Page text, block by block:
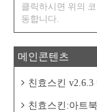
클릭하시면 위의
동합니다.
메인콘텐츠
친효스킨 v2.6.3
친효스킨:아트